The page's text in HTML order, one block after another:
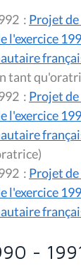
: Projet
l'exercice
(en tant
: Projet
l'exercice
: Projet
l'exercice
-